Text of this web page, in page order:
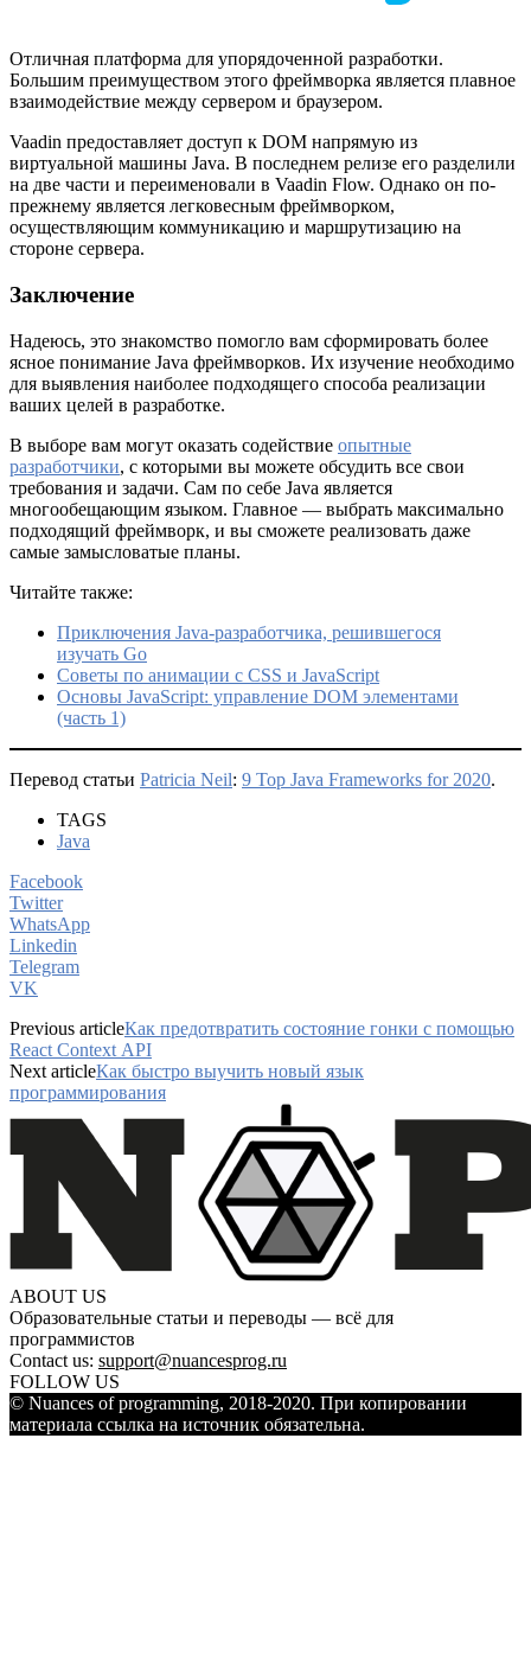
Отличная платформа для упорядоченной разработки.
Большим преимуществом этого фреймворка является плавное
взаимодействие между сервером и браузером.
Vaadin предоставляет доступ к DOM напрямую из
виртуальной машины Java. В последнем релизе его разделили
на две части и переименовали в Vaadin Flow. Однако он по-
прежнему является легковесным фреймворком,
осуществляющим коммуникацию и маршрутизацию на
стороне сервера.
Заключение
Надеюсь, это знакомство помогло вам сформировать более
ясное понимание Java фреймворков. Их изучение необходимо
для выявления наиболее подходящего способа реализации
ваших целей в разработке.
В выборе вам могут оказать содействие опытные
разработчики, с которыми вы можете обсудить все свои
требования и задачи. Сам по себе Java является
многообещающим языком. Главное — выбрать максимально
подходящий фреймворк, и вы сможете реализовать даже
самые замысловатые планы.
Читайте также:
Приключения Java-разработчика, решившегося
изучать Go
Советы по анимации с CSS и JavaScript
Основы JavaScript: управление DOM элементами
(часть 1)
Перевод статьи Patricia Neil: 9 Top Java Frameworks for 2020.
TAGS
Java
Facebook
Twitter
WhatsApp
Linkedin
Telegram
VK
Previous articleКак предотвратить состояние гонки с помощью
React Context API
Next articleКак быстро выучить новый язык
программирования
ABOUT US
Образовательные статьи и переводы — всё для
программистов
Contact us: support@nuancesprog.ru
FOLLOW US
© Nuances of programming, 2018-2020. При копировании
материала ссылка на источник обязательна.